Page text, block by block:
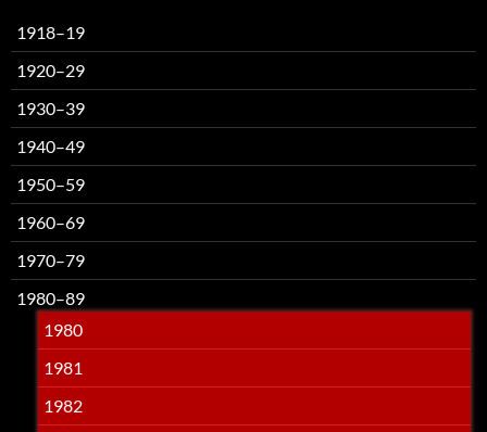
1918–19
1920–29
1930–39
1940–49
1950–59
1960–69
1970–79
1980–89
1980
1981
1982